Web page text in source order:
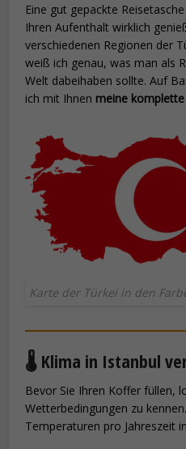
Eine gut gepackte
Ihren Aufenthalt wirklich
verschiedenen Regionen der
weiß ich genau, was man als
Welt dabeihaben sollte. Auf
ich mit Ihnen meine
Karte der Türkei in den
🌡️ Klima in Istanbul
Bevor Sie Ihren Koffer füllen,
Wetterbedingungen zu
Temperaturen pro Jahreszeit